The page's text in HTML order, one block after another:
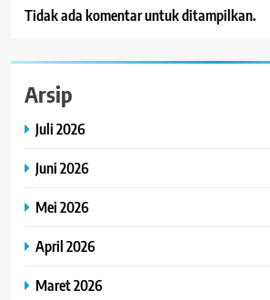
Tidak ada komentar untuk ditampilkan.
Arsip
Juli 2026
Juni 2026
Mei 2026
April 2026
Maret 2026